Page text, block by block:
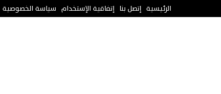
الرئيسية إتصل بنا إتفاقية الإستخدام سياسة الخصوصية